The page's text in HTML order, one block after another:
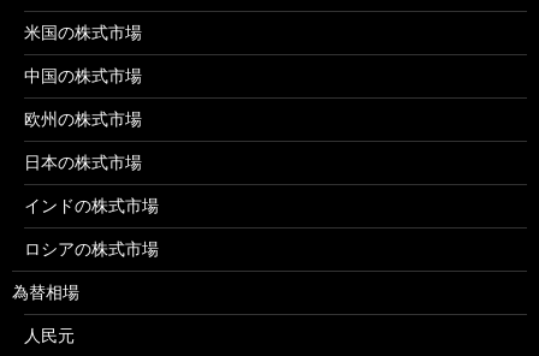
米国の株式市場
中国の株式市場
欧州の株式市場
日本の株式市場
インドの株式市場
ロシアの株式市場
為替相場
人民元